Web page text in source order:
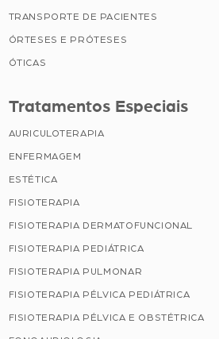
TRANSPORTE DE PACIENTES
ÓRTESES E PRÓTESES
ÓTICAS
Tratamentos Especiais
AURICULOTERAPIA
ENFERMAGEM
ESTÉTICA
FISIOTERAPIA
FISIOTERAPIA DERMATOFUNCIONAL
FISIOTERAPIA PEDIÁTRICA
FISIOTERAPIA PULMONAR
FISIOTERAPIA PÉLVICA PEDIÁTRICA
FISIOTERAPIA PÉLVICA E OBSTÉTRICA